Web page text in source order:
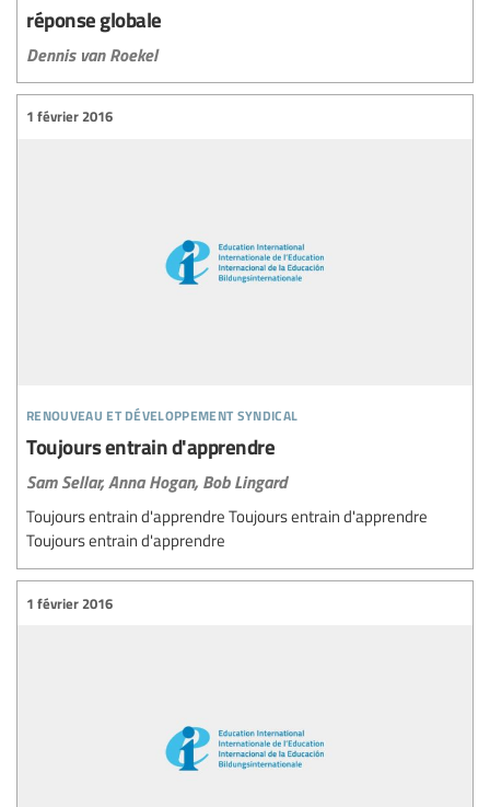
réponse globale
Dennis van Roekel
renouveau et développement syndical
1 février 2016
Toujours entrain d'apprendre
Sam Sellar,Anna Hogan, Bob Lingard
Toujours entrain d'apprendre Toujours entrain d'apprendre
Toujours entrain d'apprendre
1 février 2016